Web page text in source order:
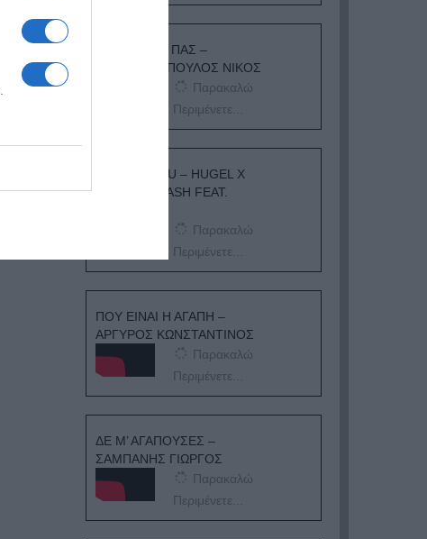
ΟΠΟΥ ΚΙ ΑΝ ΠΑΣ –
ΟΙΚΟΝΟΜΟΠΟΥΛΟΣ ΝΙΚΟΣ
Παρακαλώ
Περιμένετε...
I ADORE YOU – HUGEL X
TOPIC X ARASH FEAT.
Παρακαλώ
Περιμένετε...
ΠΟΥ ΕΙΝΑΙ Η ΑΓΑΠΗ –
ΑΡΓΥΡΟΣ ΚΩΝΣΤΑΝΤΙΝΟΣ
Παρακαλώ
Περιμένετε...
ΔΕ Μ’ ΑΓΑΠΟΥΣΕΣ –
ΣΑΜΠΑΝΗΣ ΓΙΩΡΓΟΣ
Παρακαλώ
Περιμένετε...